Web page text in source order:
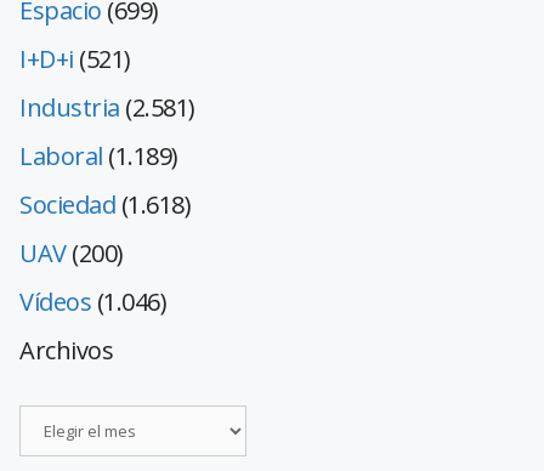
Espacio (699)
I+D+i (521)
Industria (2.581)
Laboral (1.189)
Sociedad (1.618)
UAV(200)
Vídeos (1.046)
Archivos